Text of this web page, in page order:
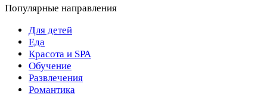
Популярные направления
Для детей
Еда
Красота и SPA
Обучение
Развлечения
Романтика